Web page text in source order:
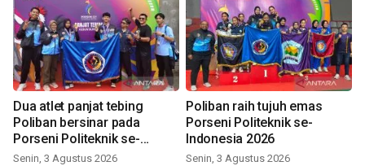
Dua atlet panjat tebing
Poliban bersinar pada
Porseni Politeknik se-
Indonesia 2026
Senin, 3 Agustus 2026
Poliban raih tujuh emas
Porseni Politeknik se-
Indonesia 2026
Senin, 3 Agustus 2026